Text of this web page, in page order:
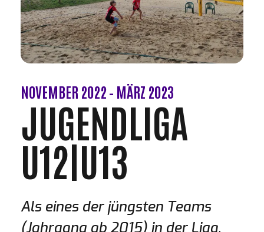
NOVEMBER 2022 – MÄRZ 2023
JUGENDLIGA
U12|U13
Als eines der jüngsten Teams
(Jahrgang ab 2015) in der Liga,